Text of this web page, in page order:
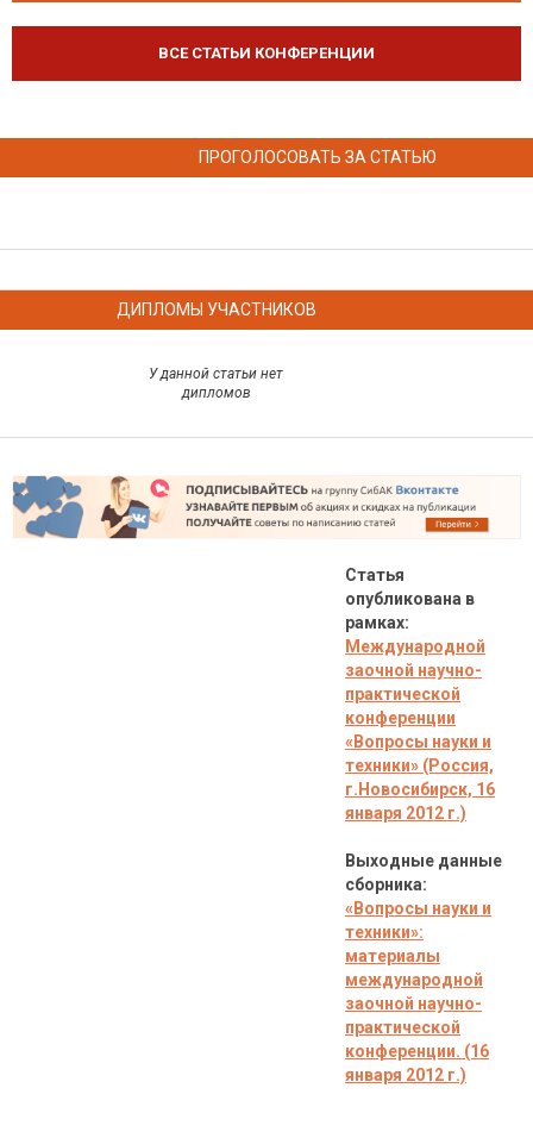
ВСЕ СТАТЬИ КОНФЕРЕНЦИИ
ПРОГОЛОСОВАТЬ ЗА СТАТЬЮ
ДИПЛОМЫ УЧАСТНИКОВ
У данной статьи нет
дипломов
Статья
опубликована в
рамках:
Международной
заочной научно-
практической
конференции
« Вопросы науки и
техники» (Россия,
г.Новосибирск, 16
января 2012 г.)
Выходные данные
сборника:
« Вопросы науки и
техники»:
материалы
международной
заочной научно-
практической
конференции. (16
января 2012 г.)